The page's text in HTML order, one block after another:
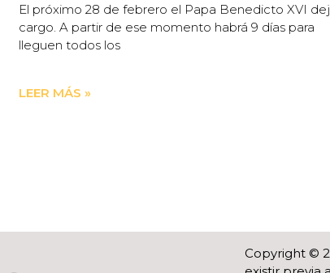
play}
El próximo 28 de febrero el Papa Benedicto XVI
cargo. A partir de ese momento habrá 9 días para
lleguen todos los
LEER MÁS »
Copyright ©